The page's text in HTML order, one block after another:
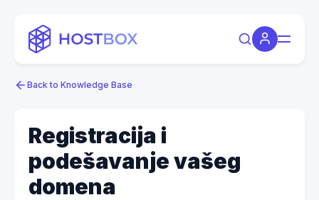
Back to Knowledge Base
Registracija i
podešavanje vašeg
domena